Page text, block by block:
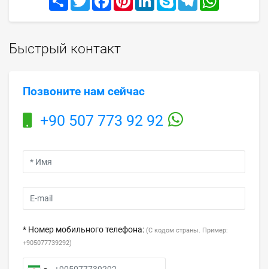
Быстрый контакт
Позвоните нам сейчас
+90 507 773 92 92
* Номер мобильного телефона: (С кодом страны. Пример:
+905077739292)